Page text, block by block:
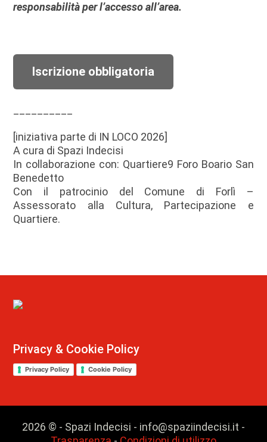
responsabilità per l’accesso all’area.
Iscrizione obbligatoria
[iniziativa parte di IN LOCO 2026]
A cura di Spazi Indecisi
In collaborazione con: Quartiere9 Foro Boario San
Benedetto
Con il patrocinio del Comune di Forlì –
Assessorato alla Cultura, Partecipazione e
Quartiere.
Privacy & Cookie Policy
Privacy Policy Cookie Policy
2026 © - Spazi Indecisi - info@spaziindecisi.it -